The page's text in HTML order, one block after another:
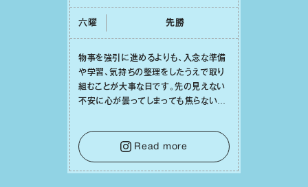
六曜 先勝
物事を強引に進めるよりも、⼊念な準備
や学習、気持ちの整理をしたうえで取り
組むことが⼤事な⽇です。先の⾒えない
不安に⼼が曇ってしまっても焦らない
⾝や疲れていそうな⼈をいたわることに
時間を使いましょう。ここでしっかりとエ
ネルギーを蓄え、困難を乗り越える⼒に
変えましょう。
Read more